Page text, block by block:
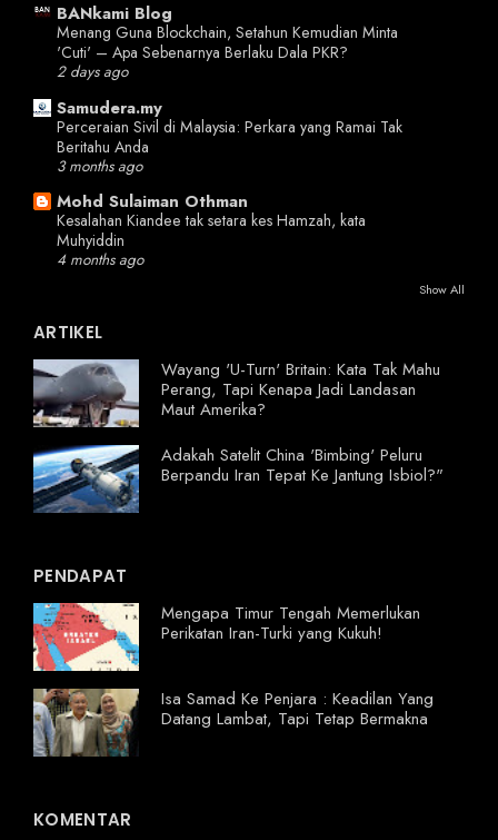
BANkami Blog
Menang Guna Blockchain, Setahun Kemudian Minta
'Cuti' – Apa Sebenarnya Berlaku Dala PKR?
2 days ago
Samudera.my
Perceraian Sivil di Malaysia: Perkara yang Ramai Tak
Beritahu Anda
3 months ago
Mohd Sulaiman Othman
Kesalahan Kiandee tak setara kes Hamzah, kata
Muhyiddin
4 months ago
Show All
ARTIKEL
Wayang 'U-Turn' Britain: Kata Tak Mahu
Perang, Tapi Kenapa Jadi Landasan
Maut Amerika?
Adakah Satelit China 'Bimbing' Peluru
Berpandu Iran Tepat Ke Jantung Isbiol?"
PENDAPAT
Mengapa Timur Tengah Memerlukan
Perikatan Iran-Turki yang Kukuh!
Isa Samad Ke Penjara : Keadilan Yang
Datang Lambat, Tapi Tetap Bermakna
KOMENTAR